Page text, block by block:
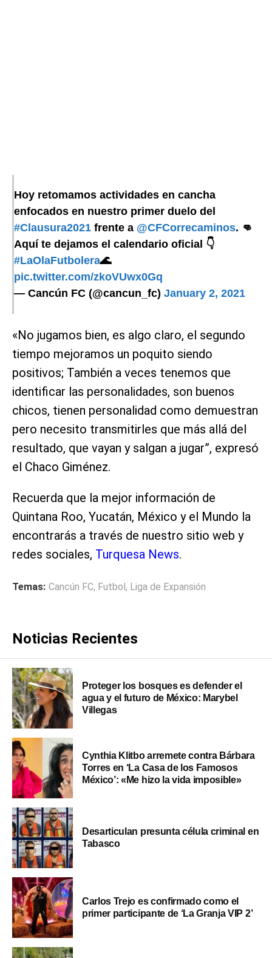
Hoy retomamos actividades en cancha
enfocados en nuestro primer duelo del
#Clausura2021 frente a @CFCorrecaminos. 👊
Aquí te dejamos el calendario oficial 👇
#LaOlaFutbolera🌊
pic.twitter.com/zkoVUwx0Gq
— Cancún FC (@cancun_fc) January 2, 2021
«No jugamos bien, es algo claro, el segundo
tiempo mejoramos un poquito siendo
positivos; También a veces tenemos que
identificar las personalidades, son buenos
chicos, tienen personalidad como demuestran
pero necesito transmitirles que más allá del
resultado, que vayan y salgan a jugar”, expresó
el Chaco Giménez.
Recuerda que la mejor información de
Quintana Roo, Yucatán, México y el Mundo la
encontrarás a través de nuestro sitio web y
redes sociales, Turquesa News.
Temas: Cancún FC, Futbol , Liga de Expansión
Noticias Recientes
Proteger los bosques es defender el
agua y el futuro de México: Marybel
Villegas
Cynthia Klitbo arremete contra Bárbara
Torres en ‘La Casa de los Famosos
México’: «Me hizo la vida imposible»
Desarticulan presunta célula criminal en
Tabasco
Carlos Trejo es confirmado como el
primer participante de ‘La Granja VIP 2’